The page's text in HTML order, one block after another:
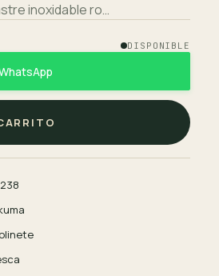
inoxidable ro…
DISPONIBLE